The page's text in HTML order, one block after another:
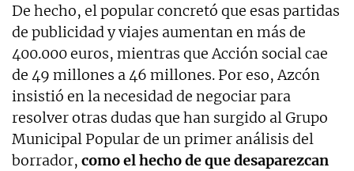
De hecho, el popular concretó que esas partidas
de publicidad y viajes aumentan en más de
400.000 euros, mientras que Acción social cae
de 49 millones a 46 millones. Por eso, Azcón
insistió en la necesidad de negociar para
resolver otras dudas que han surgido al Grupo
Municipal Popular de un primer análisis del
borrador, como el hecho de que desaparezcan